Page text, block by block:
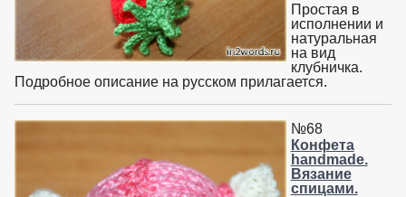
Простая в
исполнении и
натуральная
на вид
клубничка.
Подробное описание на русском прилагается.
№68
Конфета
handmade.
Вязание
спицами.